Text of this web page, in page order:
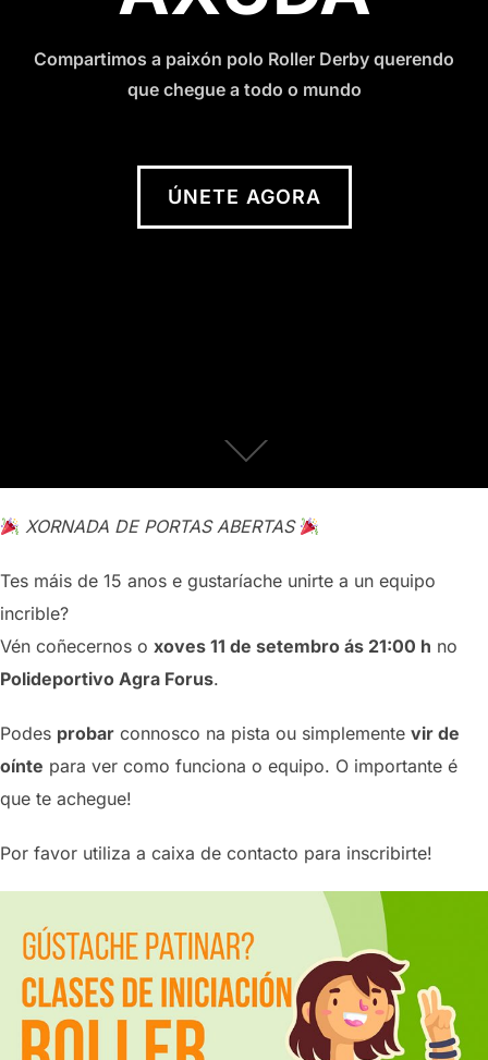
Compartimos a paixón polo Roller Derby querendo
que chegue a todo o mundo
ÚNETE AGORA
Scroll
abajo
para
el
XORNADA DE PORTAS ABERTAS
Tes máis de 15 anos e gustaríache unirte a un equipo
incrible?
Vén coñecernos o xoves 11 de setembro ás 21:00 h no
Polideportivo Agra Forus.
Podes probar connosco na pista ou simplemente vir de
oínte para ver como funciona o equipo. O importante é
que te achegue!
Por favor utiliza a caixa de contacto para inscribirte!